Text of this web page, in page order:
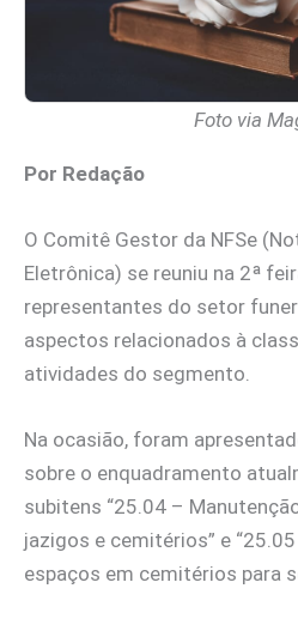
Foto via
Por Redação
O Comitê Gestor da NFSe
Eletrônica) se reuniu na 2ª
representantes do setor
aspectos relacionados à
atividades do segmento.
Na ocasião, foram
sobre o enquadramento
subitens “25.04 –
jazigos e cemitérios” e
espaços em cemitérios para